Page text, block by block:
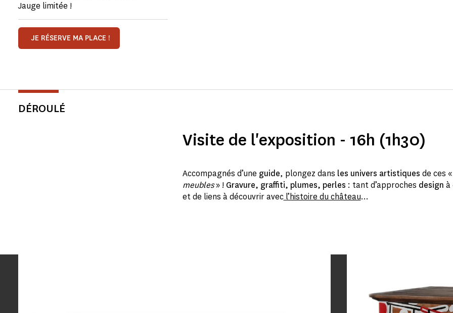
Jauge limitée !
JE RÉSERVE MA PLACE !
DÉROULÉ
Visite de l'exposition - 16h (1h30)
Accompagnés d’une guide, plongez dans les univers artistiques de ces
meubles» ! Gravure, graffiti, plumes, perles : tant d’approches design à
et de liens à découvrir avecl’histoire du château…